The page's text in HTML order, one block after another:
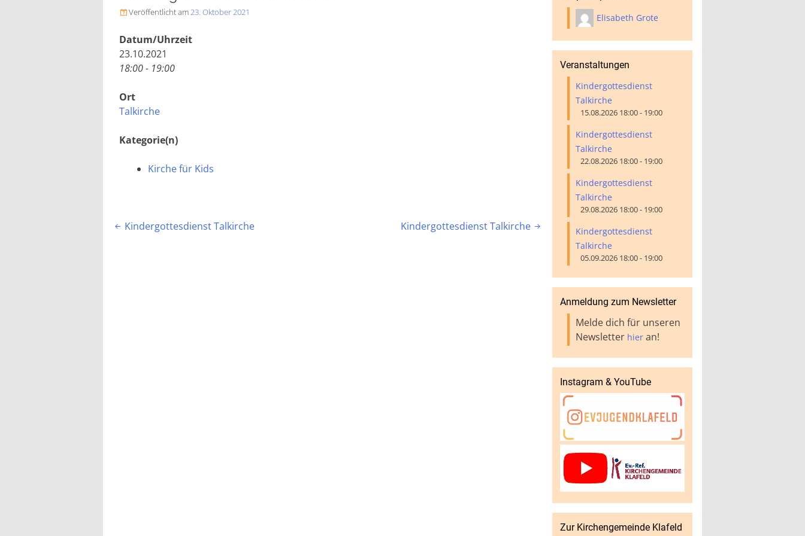
Veröffentlicht am23. Oktober 2021
Datum/Uhrzeit
23.10.2021
18:00 - 19:00
Ort
Talkirche
Kategorie(n)
Kirche für Kids
Beitragsnavigation
 Kindergottesdienst Talkirche Kindergottesdienst Talkirche 
Elisabeth Grote
Veranstaltungen
Kindergottesdienst
Talkirche
15.08.2026 18:00 - 19:00
Kindergottesdienst
Talkirche
22.08.2026 18:00 - 19:00
Kindergottesdienst
Talkirche
29.08.2026 18:00 - 19:00
Kindergottesdienst
Talkirche
05.09.2026 18:00 - 19:00
Anmeldung zum Newsletter
Melde dich für unseren
Newsletter hieran!
Instagram & YouTube
Zur Kirchengemeinde Klafeld